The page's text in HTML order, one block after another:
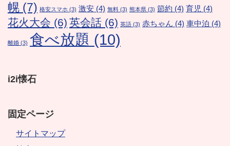
幌 (7) 格安スマホ (3) 激安 (4) 無料 (3) 熊本県 (3) 節約 (4) 育児 (4)
花火大会 (6) 英会話 (6) 英語 (3) 赤ちゃん (4) 車中泊 (4)
離婚 (3) 食べ放題 (10)
i2i懐石
固定ページ
サイトマップ